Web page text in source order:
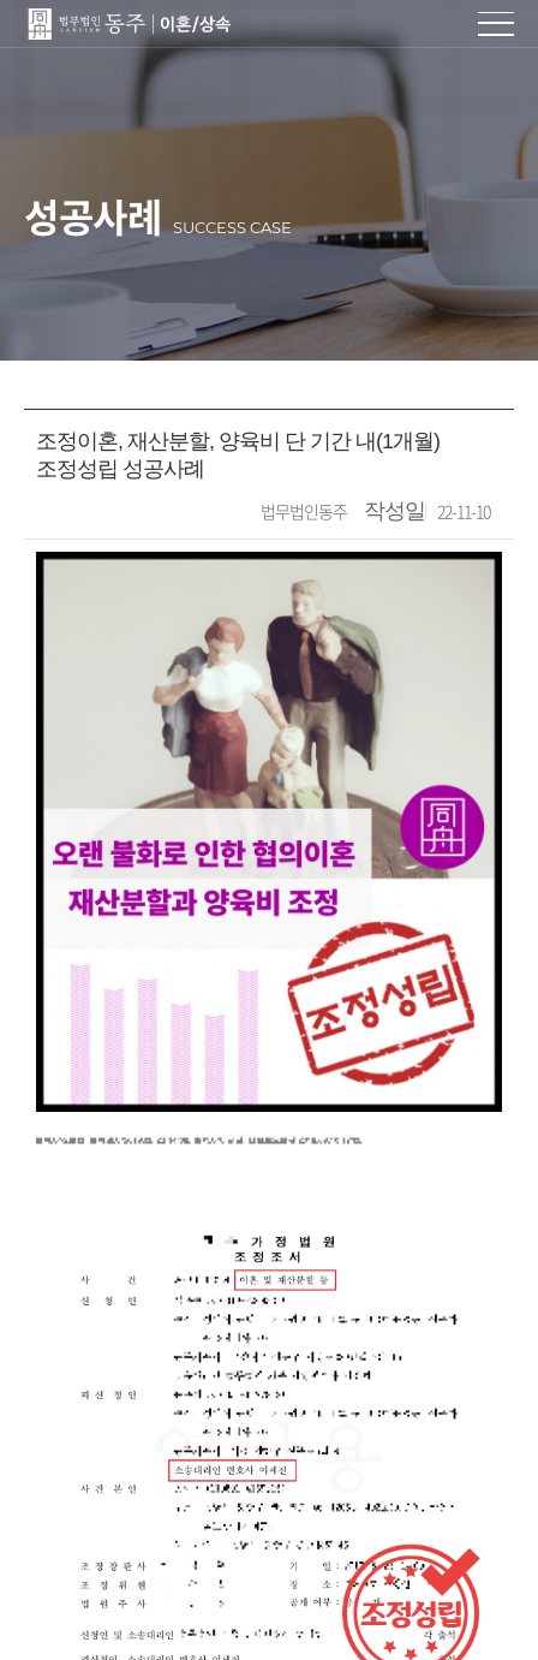
성공사례 SUCCESS CASE
조정이혼, 재산분할, 양육비 단 기간 내(1개월)
조정성립 성공사례
법무법인동주
작성일 22-11-10